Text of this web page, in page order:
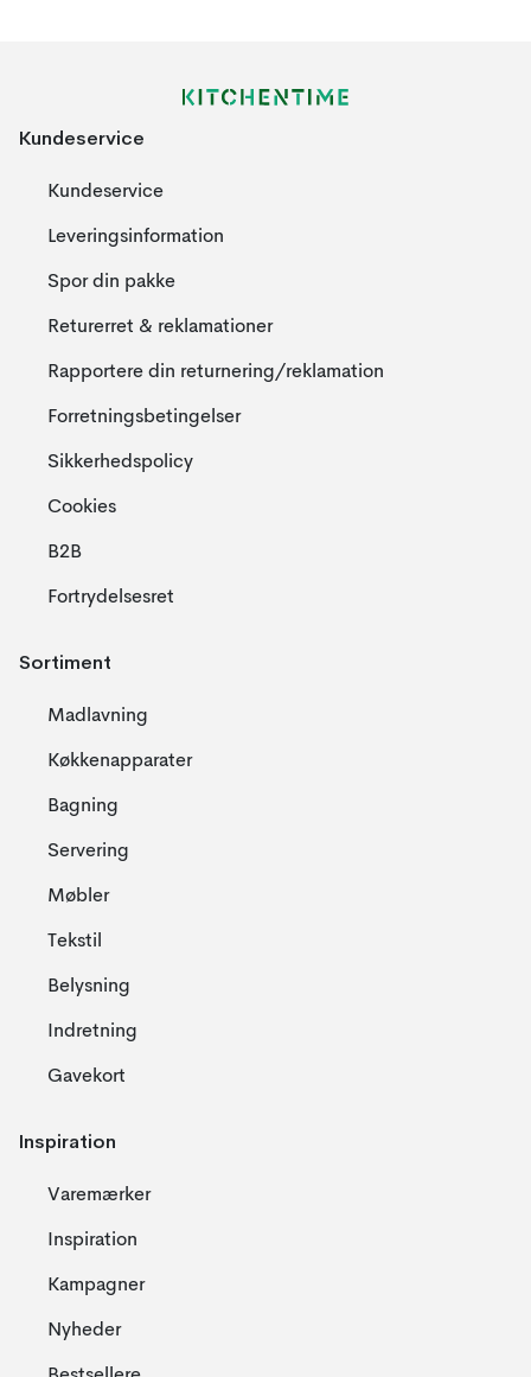
Kundeservice
Kundeservice
Leveringsinformation
Spor din pakke
Returerret & reklamationer
Rapportere din returnering/reklamation
Forretningsbetingelser
Sikkerhedspolicy
Cookies
B2B
Fortrydelsesret
Sortiment
Madlavning
Køkkenapparater
Bagning
Servering
Møbler
Tekstil
Belysning
Indretning
Gavekort
Inspiration
Varemærker
Inspiration
Kampagner
Nyheder